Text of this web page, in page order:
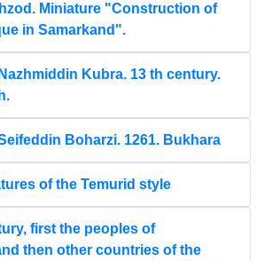
Miniature "Construction of
in Samarkand".
Kubra. 13 th century.
Boharzi. 1261. Bukhara
of the Temurid style
first the peoples of
then other countries of the